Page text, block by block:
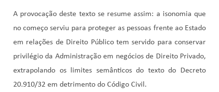
A provocação deste texto se resume assim: a isonomia que
no começo serviu para proteger as pessoas frente ao Estado
em relações de Direito Público tem servido para conservar
privilégio da Administração em negócios de Direito Privado,
extrapolando os limites semânticos do texto do Decreto
20.910/32 em detrimento do Código Civil.